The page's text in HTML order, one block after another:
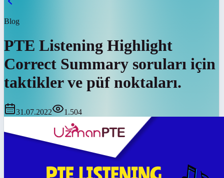
Blog
PTE Listening Highlight
Correct Summary soruları için
taktikler ve püf noktaları.
31.07.2022 1.504